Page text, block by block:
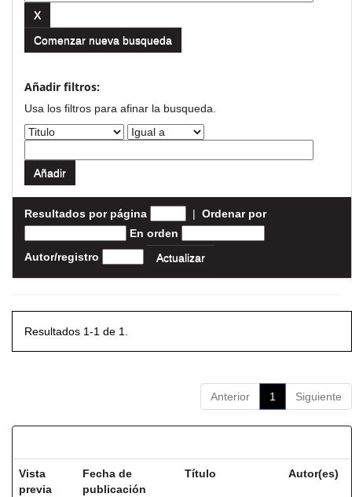
Comenzar nueva busqueda
Añadir filtros:
Usa los filtros para afinar la busqueda.
Resultados por página | Ordenar por
En orden
Autor/registro
Resultados 1-1 de 1.
Anterior 1 Siguiente
Vista
previa
Fecha de
publicación
Título Autor(es)